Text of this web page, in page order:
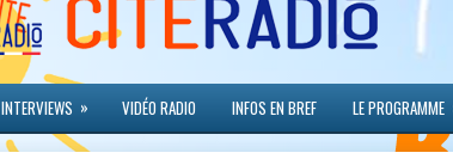
INTERVIEWS » VIDÉO RADIO INFOS EN BREF LE PROGRAMME